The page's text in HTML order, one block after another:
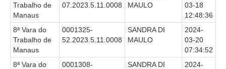
Trabalho de
Manaus
07.2023.5.11.0008
MAULO
03-18
12:48:36
8ª Vara do
Trabalho de
Manaus
0001325-
52.2023.5.11.0008
SANDRA DI
MAULO
2024-
03-20
07:34:52
8ª Vara do
0001308- SANDRA DI 2024-